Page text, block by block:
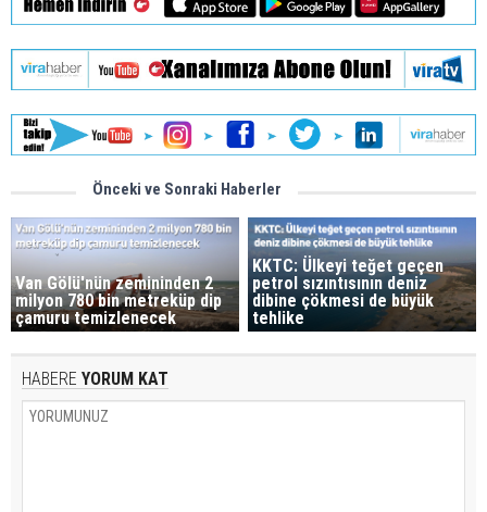
Önceki ve Sonraki Haberler
Van Gölü'nün zemininden 2
milyon 780 bin metreküp dip
çamuru temizlenecek
KKTC: Ülkeyi teğet geçen
petrol sızıntısının deniz
dibine çökmesi de büyük
tehlike
HABERE YORUM KAT